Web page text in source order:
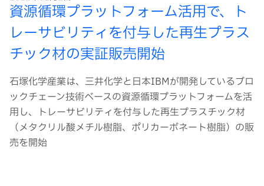
資源循環プラットフォーム活用で、ト
レーサビリティを付与した再生プラス
チック材の実証販売開始
石塚化学産業は、三井化学と日本IBMが開発しているブロ
ックチェーン技術ベースの資源循環プラットフォームを活
用し、トレーサビリティを付与した再生プラスチック材
（メタクリル酸メチル樹脂、ポリカーボネート樹脂）の販
売を開始